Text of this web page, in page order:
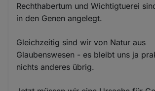
Rechthabertum und Wichtigtuerei
in den Genen angelegt.
Gleichzeitig sind wir von Natur aus
Glaubenswesen - es bleibt uns ja
nichts anderes übrig.